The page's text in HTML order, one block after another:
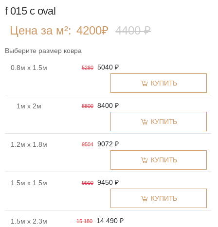
f 015 c oval
Цена за м²: 4200₽ 4400 ₽
Выберите размер ковра
0.8м x 1.5м 52805040 ₽
КУПИТЬ
1м x 2м 88008400 ₽
КУПИТЬ
1.2м x 1.8м 95049072 ₽
КУПИТЬ
1.5м x 1.5м 99009450 ₽
КУПИТЬ
1.5м x 2.3м 15 180 14 490 ₽